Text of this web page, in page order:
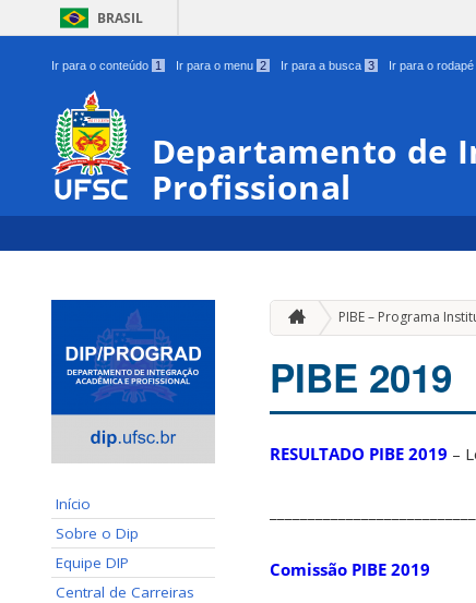
BRASIL
Ir para o conteúdo 1 Ir para o menu 2 Ir para a busca 3 Ir para o rodapé
Departamento de
Profissional
Início
Sobre o Dip
Equipe DIP
Central de Carreiras
PIBE – Programa
PIBE 2019
RESULTADO PIBE 2019 –
Comissão PIBE 2019